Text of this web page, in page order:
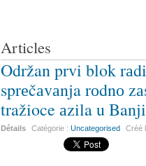
Articles
Održan prvi blok
sprеčаvаnja rоdnо
tražioce аzila u
Détails Catégorie :Uncategorised Créé